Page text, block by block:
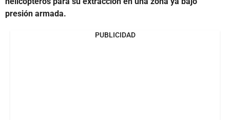
presión armada.
PUBLICIDAD